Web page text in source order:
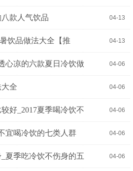
款人气饮品 04-13
饮品做法大全【推 04-13
心凉的六款夏日冷饮做 04-06
全 04-06
好_2017夏季喝冷饮不 04-06
宜喝冷饮的七类人群 04-06
夏季吃冷饮不伤身的五 04-06